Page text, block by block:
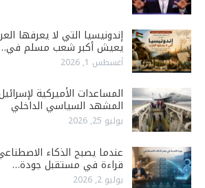
إندونيسيا التي لا يعرفها
يعيش أكبر شعب مسلم
أغسطس 1, 2026
المساعدات الأميركية
المشهد السياسي الداخلي
يوليو 25, 2026
عندما يصبح الذكاء
قراءة في مستقبل جودة…
يوليو 2, 2026